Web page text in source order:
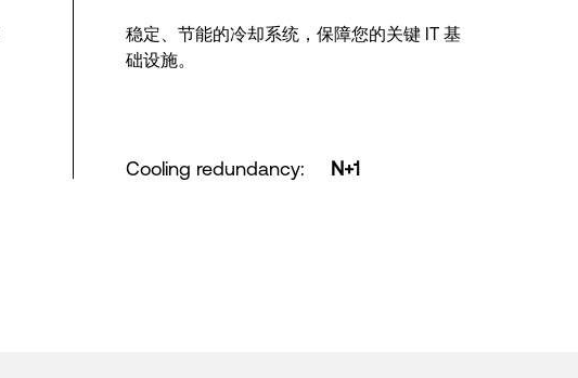
稳定、节能的冷却系统，保障您的关键 IT 基
础设施。
Cooling redundancy: N+1